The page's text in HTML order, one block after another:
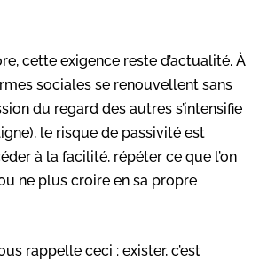
cette exigence reste d’actualité. À
sociales se renouvellent sans
du regard des autres s’intensifie
le risque de passivité est
à la facilité, répéter ce que l’on
ne plus croire en sa propre
rappelle ceci : exister, c’est